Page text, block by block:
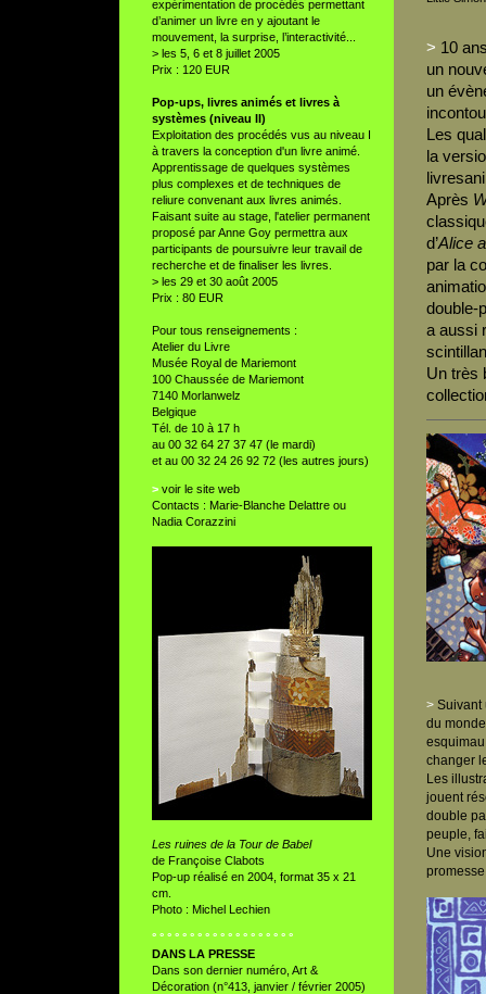
expérimentation de procédés permettant
d’animer un livre en y ajoutant le
mouvement, la surprise, l’interactivité...
> les 5, 6 et 8 juillet 2005
Prix : 120 EUR
Pop-ups, livres animés et livres à
systèmes (niveau II)
Exploitation des procédés vus au niveau I
à travers la conception d'un livre animé.
Apprentissage de quelques systèmes
plus complexes et de techniques de
reliure convenant aux livres animés.
Faisant suite au stage, l'atelier permanent
proposé par Anne Goy permettra aux
participants de poursuivre leur travail de
recherche et de finaliser les livres.
> les 29 et 30 août 2005
Prix : 80 EUR
Pour tous renseignements :
Atelier du Livre
Musée Royal de Mariemont
100 Chaussée de Mariemont
7140 Morlanwelz
Belgique
Tél. de 10 à 17 h
au 00 32 64 27 37 47 (le mardi)
et au 00 32 24 26 92 72 (les autres jours)
> voir le site web
Contacts : Marie-Blanche Delattre ou
Nadia Corazzini
Les ruines de la Tour de Babel
de Françoise Clabots
Pop-up réalisé en 2004, format 35 x 21
cm.
Photo : Michel Lechien
° ° ° ° ° ° ° ° ° ° ° ° ° ° ° ° ° ° °
DANS LA PRESSE
Dans son dernier numéro, Art &
Décoration (n°413, janvier / février 2005)
> 10
un
un
Les
la
Après
d’Alice
par la
double-
a aussi
Un très
> Suivant
du
changer
Les
jouent
double
peuple,
Une